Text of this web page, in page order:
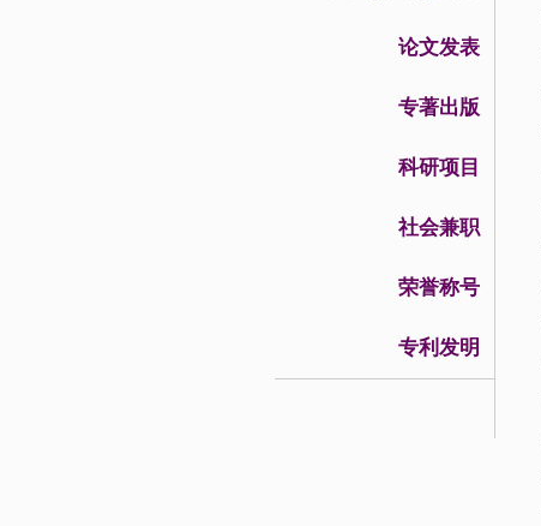
论文发表
专著出版
科研项目
社会兼职
荣誉称号
专利发明